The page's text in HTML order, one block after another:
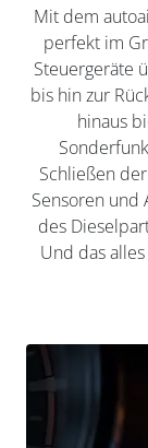
Mit dem
perfekt im
Steuergeräte
bis hin zur
hinaus
Schließen
Sensoren und
des
Und das